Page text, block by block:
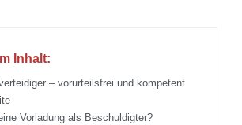
Inhalt:
– vorurteilsfrei und kompetent
Vorladung als Beschuldigter?